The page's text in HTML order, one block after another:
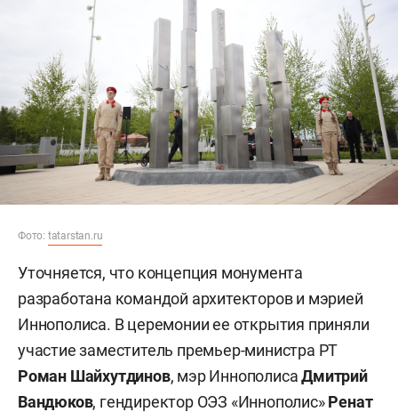
Фото: tatarstan.ru
Уточняется, что концепция монумента
разработана командой архитекторов и мэрией
Иннополиса. В церемонии ее открытия приняли
участие заместитель премьер-министра РТ
Роман Шайхутдинов, мэр ИннополисаДмитрий
Вандюков, гендиректор ОЭЗ «Иннополис»Ренат